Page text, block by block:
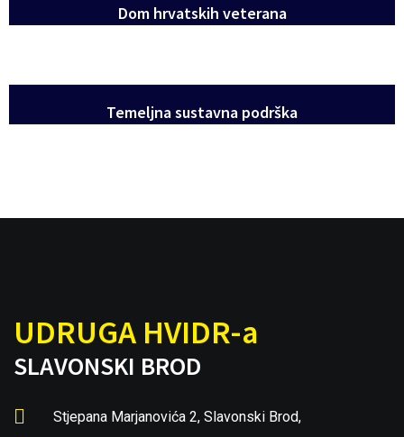
Dom hrvatskih veterana
Temeljna sustavna podrška
UDRUGA HVIDR-a
SLAVONSKI BROD
Stjepana Marjanovića 2, Slavonski Brod,